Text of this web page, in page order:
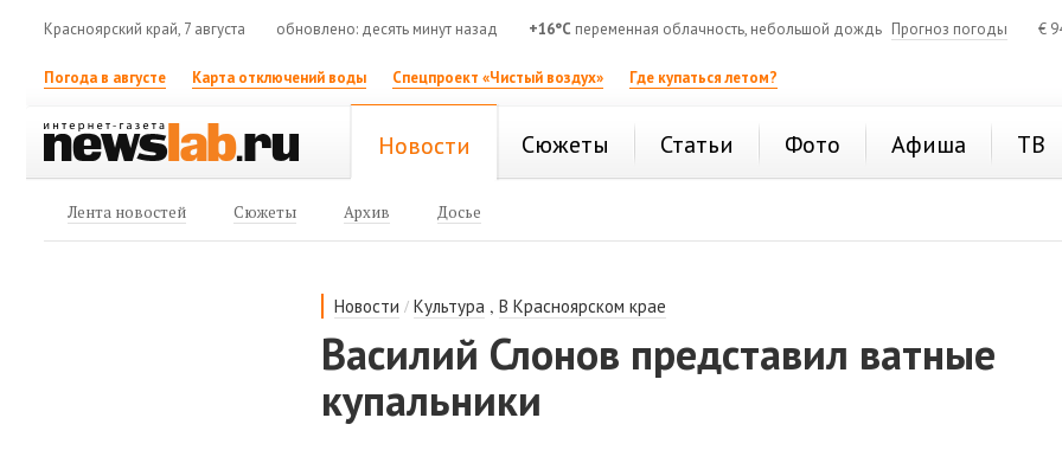
Красноярский край, 7 августа обновлено: десять минут назад +16°C переменная облачность, небольшой дождь Прогноз погоды €
Погода в августе Карта отключений воды Спецпроект «Чистый воздух» Где купаться летом?
Новости Сюжеты Статьи Фото Афиша ТВ
Лента новостей Сюжеты Архив Досье
Новости /Культура ,В Красноярском крае
Василий Слонов представил ватные
купальники